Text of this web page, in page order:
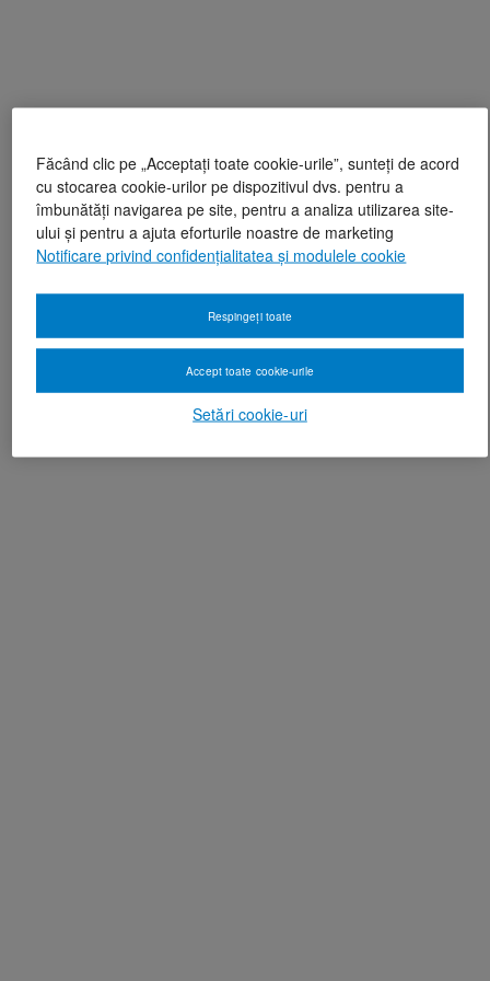
Făcând clic pe „Acceptați toate cookie-urile”, sunteți de acord
cu stocarea cookie-urilor pe dispozitivul dvs. pentru a
îmbunătăți navigarea pe site, pentru a analiza utilizarea site-
ului și pentru a ajuta eforturile noastre de marketing
Notificare privind confidențialitatea și modulele cookie
Setări cookie-uri
Respingeți toate
Accept toate cookie-urile